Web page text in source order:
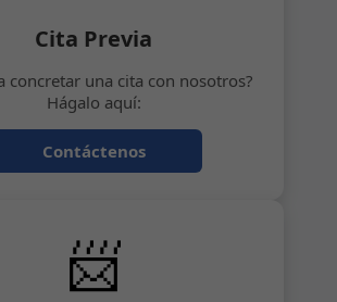
Cita Previa
concretar una cita con nosotros?
Hágalo aquí:
Contáctenos
📨